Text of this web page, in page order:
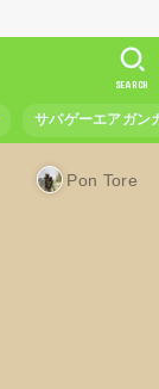
サバゲーエアガン
SEARCH
Pon Tore